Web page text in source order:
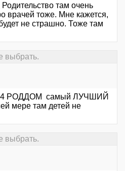
там очень
врачей тоже. Мне кажется,
не страшно. Тоже там
выбрать.
4 РОДДОМ самый ЛУЧШИЙ
мере там детей не
выбрать.